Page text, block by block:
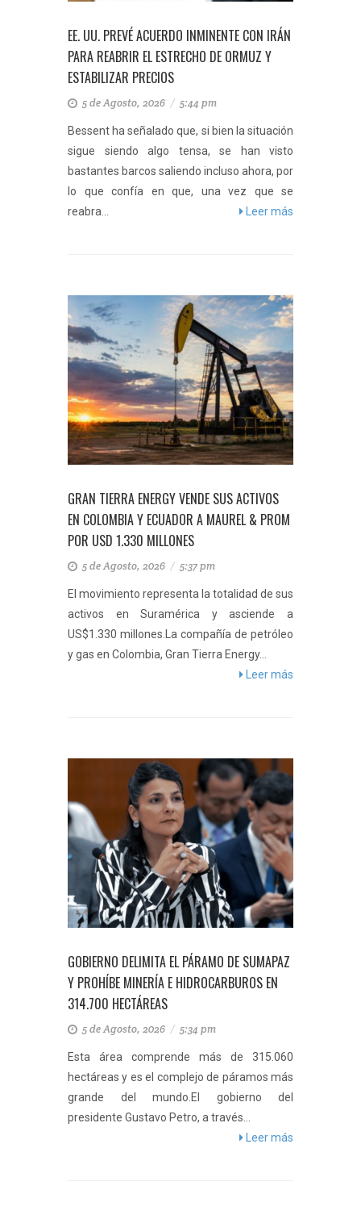
EE. UU. PREVÉ ACUERDO INMINENTE CON IRÁN
PARA REABRIR EL ESTRECHO DE ORMUZ Y
ESTABILIZAR PRECIOS
5 de Agosto, 2026 / 5:44 pm
Bessent ha señalado que, si bien la situación
sigue siendo algo tensa, se han visto
bastantes barcos saliendo incluso ahora, por
lo que confía en que, una vez que se
reabra...
Leer más
GRAN TIERRA ENERGY VENDE SUS ACTIVOS
EN COLOMBIA Y ECUADOR A MAUREL & PROM
POR USD 1.330 MILLONES
5 de Agosto, 2026 / 5:37 pm
El movimiento representa la totalidad de sus
activos en Suramérica y asciende a
US$1.330 millones.La compañía de petróleo
y gas en Colombia, Gran Tierra Energy...
Leer más
GOBIERNO DELIMITA EL PÁRAMO DE SUMAPAZ
Y PROHÍBE MINERÍA E HIDROCARBUROS EN
314.700 HECTÁREAS
5 de Agosto, 2026 / 5:34 pm
Esta área comprende más de 315.060
hectáreas y es el complejo de páramos más
grande del mundo.El gobierno del
presidente Gustavo Petro, a través...
Leer más